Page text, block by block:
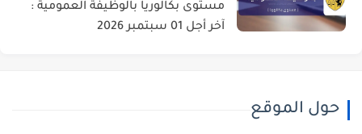
مستوى بكالوريا بالوظيفة العمومية :
آخر أجل 01 سبتمبر 2026
حول الموقع